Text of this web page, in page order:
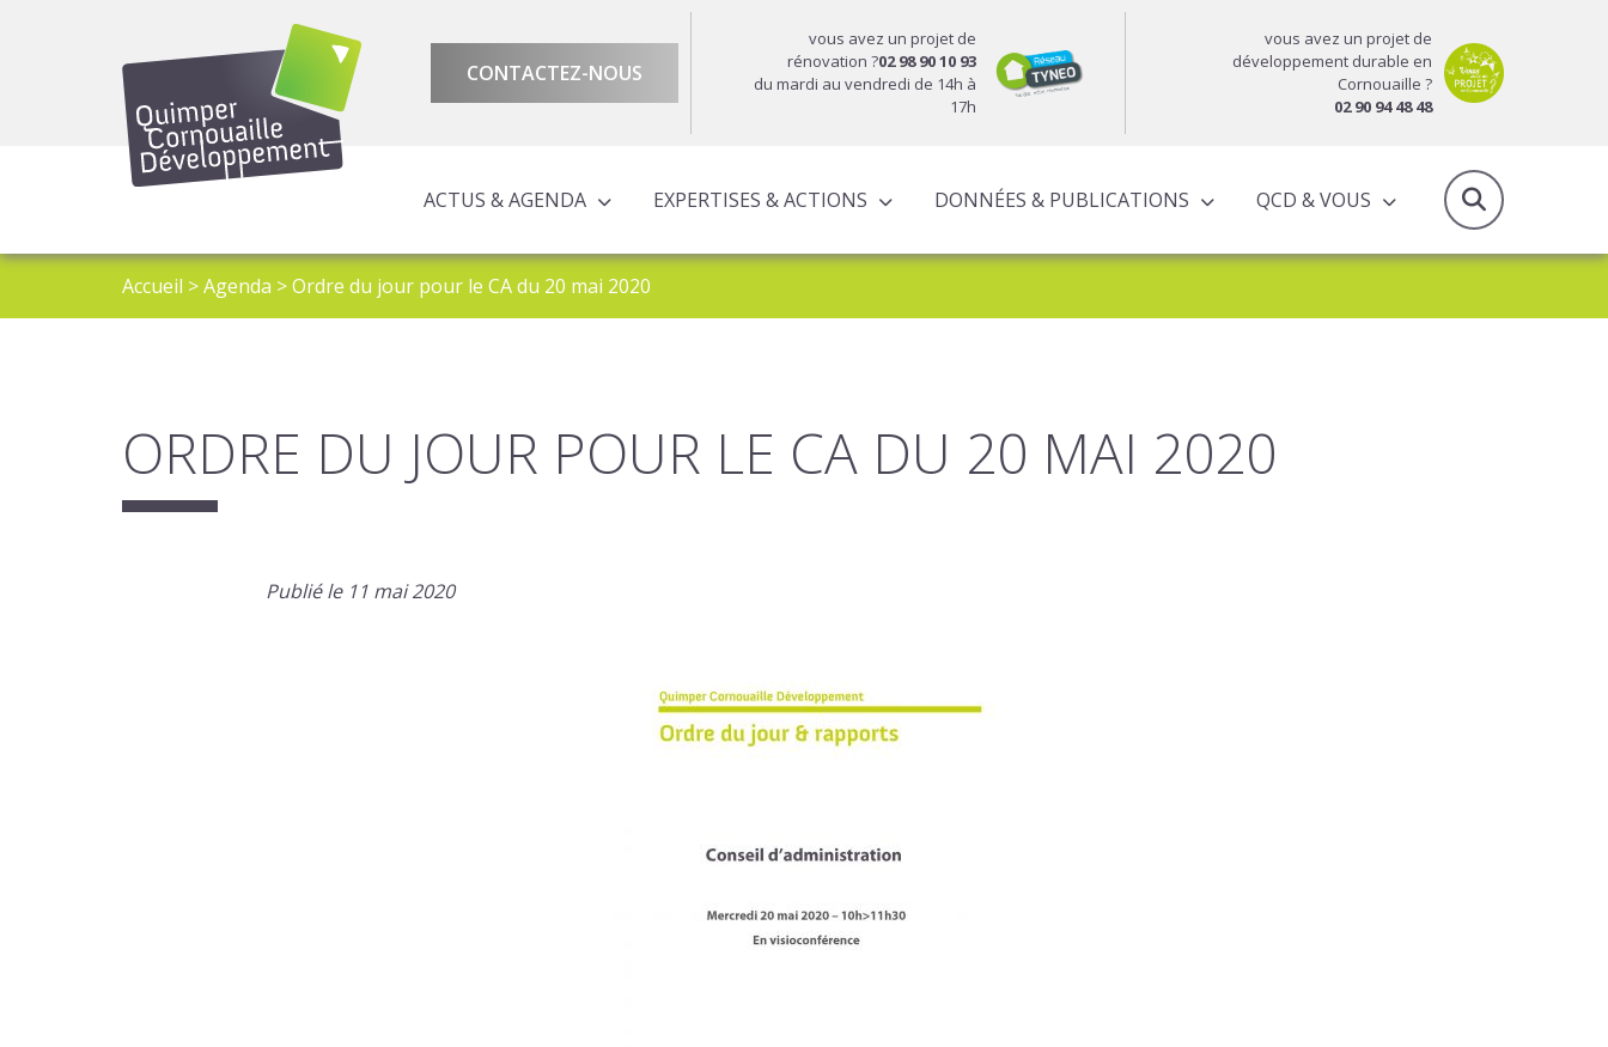
CONTACTEZ-NOUS
vous avez un projet de
rénovation ?02 98 90 10 93
du mardi au vendredi de 14h à
17h
vous avez un projet de
développement durable en
Cornouaille ?
02 90 94 48 48
ACTUS & AGENDA EXPERTISES & ACTIONS DONNÉES & PUBLICATIONS QCD & VOUS
Accueil >Agenda >Ordre du jour pour le CA du 20 mai 2020
ORDRE DU JOUR POUR LE CA DU 20 MAI 2020
Publié le 11 mai 2020